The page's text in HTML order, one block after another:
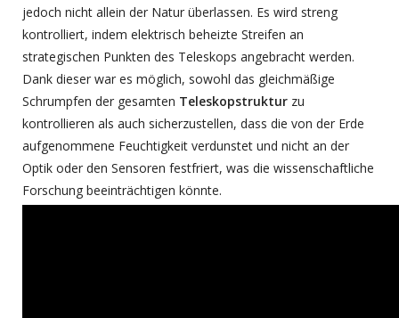
jedoch nicht allein der Natur überlassen. Es wird streng
kontrolliert, indem elektrisch beheizte Streifen an
strategischen Punkten des Teleskops angebracht werden.
Dank dieser war es möglich, sowohl das gleichmäßige
Schrumpfen der gesamten Teleskopstruktur zu
kontrollieren als auch sicherzustellen, dass die von der Erde
aufgenommene Feuchtigkeit verdunstet und nicht an der
Optik oder den Sensoren festfriert, was die wissenschaftliche
Forschung beeinträchtigen könnte.